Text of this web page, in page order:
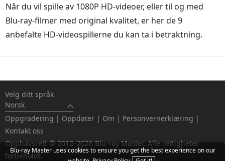
Når du vil spille av 1080P HD-videoer, eller til og med
Blu-ray-filmer med original kvalitet, er her de 9
anbefalte HD-videospillerne du kan ta i betraktning.
Oppgradering | Oppdater | Om | Personvernerklæring |
Kontakt oss
Opphavsrett © 2012–2026 Blu-ray Master. Alle rettigheter
forbeholdt.
Velg ditt språk
Norsk
Blu-ray Master uses cookies to ensure you get the best experience on our